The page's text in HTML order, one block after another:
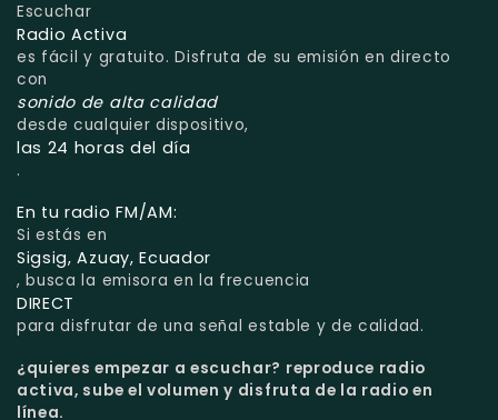
Escuchar
Radio Activa
es fácil y gratuito. Disfruta de su emisión en directo
con
sonido de alta calidad
desde cualquier dispositivo,
las 24 horas del día
.
En tu radio FM/AM:
Si estás en
Sigsig, Azuay, Ecuador
, busca la emisora en la frecuencia
DIRECT
para disfrutar de una señal estable y de calidad.
¿quieres empezar a escuchar? reproduce radio
activa, sube el volumen y disfruta de la radio en
línea.